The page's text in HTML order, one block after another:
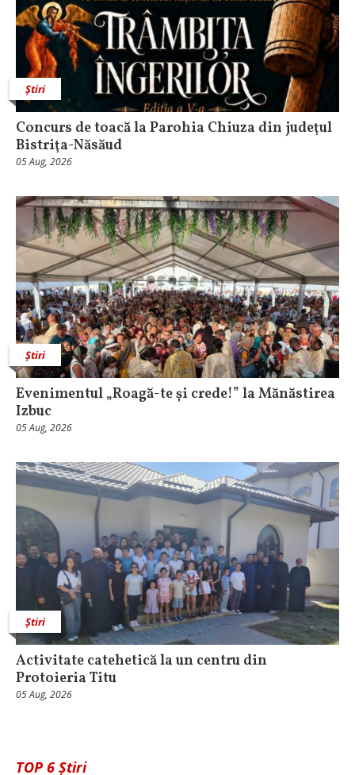
Știri
​Concurs de toacă la Parohia Chiuza din judeţul
Bistriţa-Năsăud
05 Aug, 2026
Știri
Evenimentul „Roagă-te și crede!” la Mănăstirea
Izbuc
05 Aug, 2026
Știri
Activitate catehetică la un centru din
Protoieria Titu
05 Aug, 2026
TOP 6 Știri